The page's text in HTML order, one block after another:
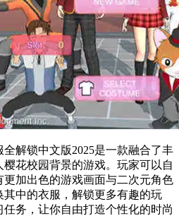
解锁中文版2025是一款融合了丰
花校园背景的游戏。玩家可以自
加出色的游戏画面与二次元角色
其中的衣服，解锁更多有趣的玩
务，让你自由打造个性化的时尚